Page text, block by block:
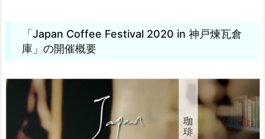
「Japan Coffee Festival 2020 in 神戸煉瓦倉
庫」の開催概要